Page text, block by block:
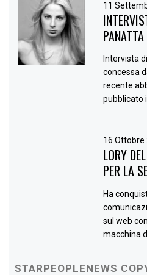
11
PANATTA
Intervista
concessa
recente
pubblicato
16
LORY
PER LA
Ha
sul web
macchina
STARPEOPLENEWS